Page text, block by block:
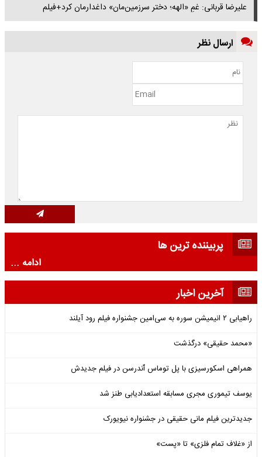
علیرضا قربانی: غمِ «الهه؛ دختر سرزمین‌مان» داغدارمان کرد+فیلم
ارسال نظر
پربیننده ترین ها
ادامه ...
آخرین اخبار
راهیابی ۲ انیمیشن سوره به سی‌امین جشنواره فیلم رود آیلند
«محمد حقیقی» درگذشت
همراهی اسکورسیزی با پل توماس ٱندرسن در فیلم جدیدش
یوسف تیموری مجری مسابقه استعدادیابی طنز شد
جدیدترین فیلم مانی حقیقی در جشنواره نیویورک
از «غلاف تمام فلزی» تا «پست»